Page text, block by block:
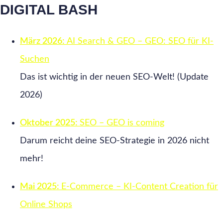
DIGITAL BASH
März 2026: AI Search & GEO – GEO: SEO für KI-
Suchen
Das ist wichtig in der neuen SEO-Welt! (Update
2026)
Oktober 2025: SEO – GEO is coming
Darum reicht deine SEO-Strategie in 2026 nicht
mehr!
Mai 2025: E‑Commerce – KI-Content Creation für
Online Shops